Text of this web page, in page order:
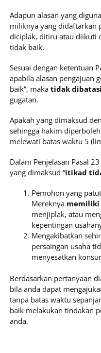
Adapun alasan yang
miliknya yang didaftarkan
diciplak, ditiru atau diikuti
tidak baik.
Sesuai dengan ketentuan
apabila alasan pengajuan
baik”, maka tidak
gugatan.
Apakah yang dimaksud
sehingga hakim
melewati batas waktu 5
Dalam Penjelasan Pasal
yang dimaksud “itikad
Pemohon yang
Mereknya
menjiplak, atau
kepentingan
Mengakibatkan
persaingan usaha
menyesatkan
Berdasarkan pertanyaan
bila anda dapat
tanpa batas waktu
baik melakukan tindakan
anda.